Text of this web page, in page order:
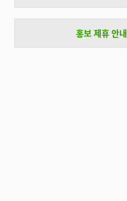
홍보 제휴 안내